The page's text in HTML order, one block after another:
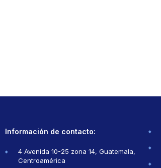
Información de contacto:
4 Avenida 10-25 zona 14, Guatemala,
Centroamérica